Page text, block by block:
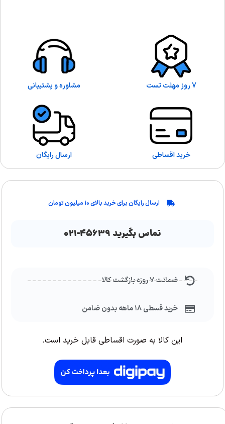
7 روز مهلت تست مشاوره و پشتیبانی
خرید اقساطی ارسال رایگان
ارسال رایگان برای خرید بالای ۱۰ میلیون تومان
تماس بگیرید ۴۵۶۳۹-۰۲۱
ضمانت ۷ روزه بازگشت کالا
خرید قسطی ۱۸ ماهه بدون ضامن
این کالا به صورت اقساطی قابل خرید است.